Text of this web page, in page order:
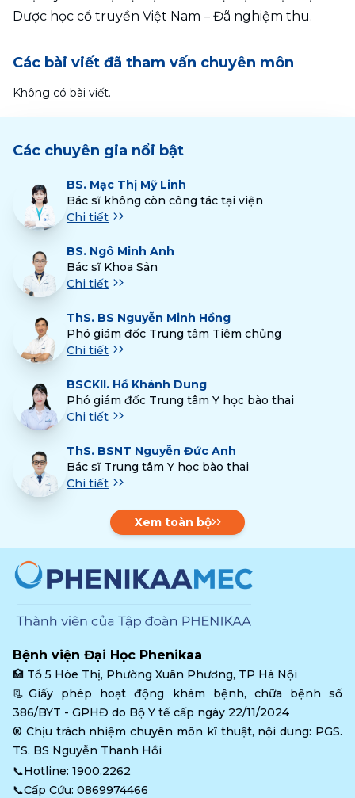
Các bài viết đã tham vấn chuyên môn
Không có bài viết.
Các chuyên gia nổi bật
BS. Mạc Thị Mỹ Linh
Bác sĩ không còn công tác tại viện
Chi tiết
BS. Ngô Minh Anh
Bác sĩ Khoa Sản
Chi tiết
ThS. BS Nguyễn Minh Hồng
Phó giám đốc Trung tâm Tiêm chủng
Chi tiết
BSCKII. Hồ Khánh Dung
Phó giám đốc Trung tâm Y học bào thai
Chi tiết
ThS. BSNT Nguyễn Đức Anh
Bác sĩ Trung tâm Y học bào thai
Chi tiết
Xem toàn bộ
Bệnh viện Đại Học Phenikaa
🏥 Tổ 5 Hòe Thị, Phường Xuân Phương, TP Hà Nội
📃Giấy phép hoạt động khám bệnh, chữa bệnh số
386/BYT - GPHĐ do Bộ Y tế cấp ngày 22/11/2024
®️ Chịu trách nhiệm chuyên môn kĩ thuật, nội dung: PGS.
TS. BS Nguyễn Thanh Hồi
📞Hotline: 1900.2262
📞Cấp Cứu: 0869974466